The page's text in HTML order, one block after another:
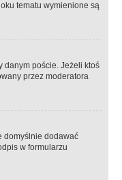
tematu wymienione są
danym poście. Jeżeli ktoś
przez moderatora
domyślnie dodawać
w formularzu